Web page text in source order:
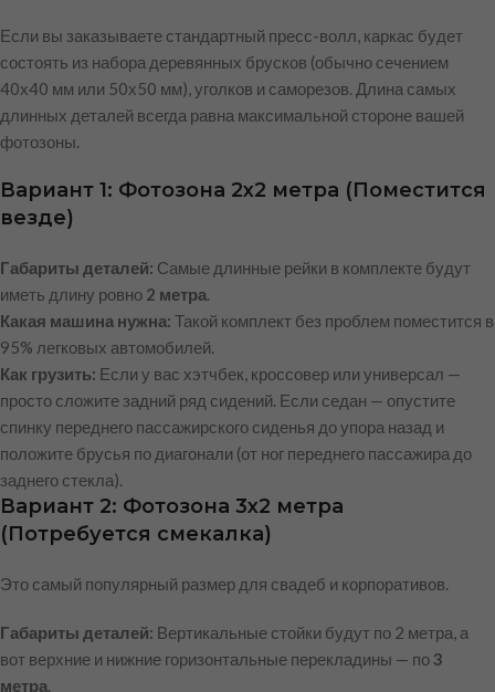
Если вы заказываете стандартный пресс-волл, каркас будет
состоять из набора деревянных брусков (обычно сечением
40х40 мм или 50х50 мм), уголков и саморезов. Длина самых
длинных деталей всегда равна максимальной стороне вашей
фотозоны.
Вариант 1: Фотозона 2х2 метра (Поместится
везде)
Габариты деталей: Самые длинные рейки в комплекте будут
иметь длину ровно 2 метра.
Какая машина нужна: Такой комплект без проблем поместится в
95% легковых автомобилей.
Как грузить: Если у вас хэтчбек, кроссовер или универсал —
просто сложите задний ряд сидений. Если седан — опустите
спинку переднего пассажирского сиденья до упора назад и
положите брусья по диагонали (от ног переднего пассажира до
заднего стекла).
Вариант 2: Фотозона 3х2 метра
(Потребуется смекалка)
Это самый популярный размер для свадеб и корпоративов.
Габариты деталей: Вертикальные стойки будут по 2 метра, а
вот верхние и нижние горизонтальные перекладины — по 3
метра.